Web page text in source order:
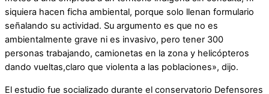
siquiera hacen ficha ambiental, porque solo llenan formulario
señalando su actividad. Su argumento es que no es
ambientalmente grave ni es invasivo, pero tener 300
personas trabajando, camionetas en la zona y helicópteros
dando vueltas,claro que violenta a las poblaciones», dijo.
El estudio fue socializado durante el conservatorio Defensores